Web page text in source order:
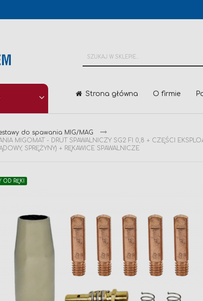
Strona główna O firmie
do spawania MIG/MAG
MIGOMAT - DRUT SPAWALNICZY SG2 FI 0,8 + CZĘŚCI
SPRĘŻYNY) + RĘKAWICE SPAWALNICZE
OD RĘKI